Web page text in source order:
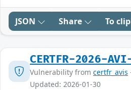
JSON Share To
CERTFR-2026-
Vulnerability from certfr_avis
Updated: 2026-01-30